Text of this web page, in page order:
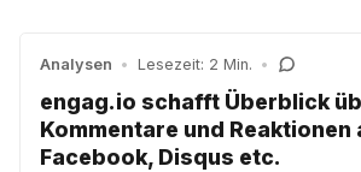
Analysen • Lesezeit: 2 Min. •
engag.io schafft Überblick
Kommentare und
Facebook, Disqus etc.